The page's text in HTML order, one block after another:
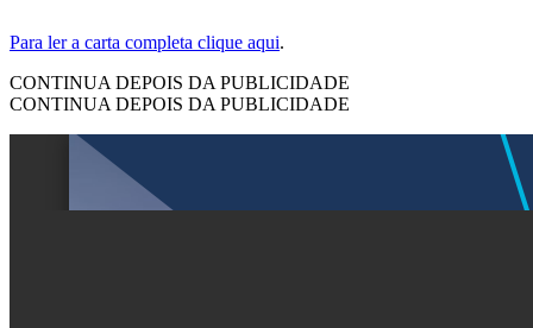
Para ler a carta completa clique aqui.
CONTINUA DEPOIS DA PUBLICIDADE
CONTINUA DEPOIS DA PUBLICIDADE